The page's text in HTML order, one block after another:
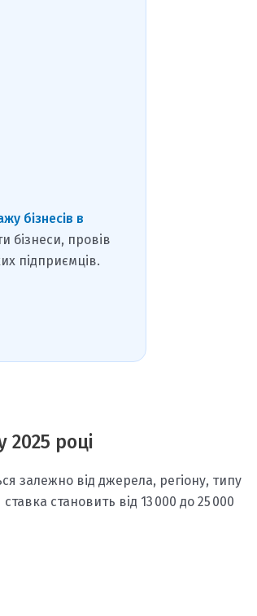
бізнесів в
бізнеси, провів
підприємців.
2025 році
залежно від джерела, регіону, типу
становить від 13 000 до 25 000